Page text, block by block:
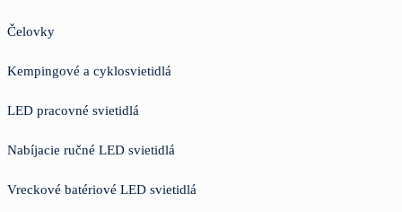
Čelovky
Kempingové a cyklosvietidlá
LED pracovné svietidlá
Nabíjacie ručné LED svietidlá
Vreckové batériové LED svietidlá